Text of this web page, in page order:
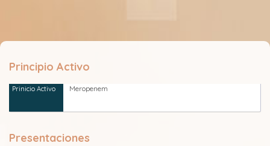
Principio Activo
Meropenem
Presentaciones